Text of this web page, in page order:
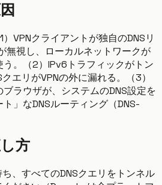
VPNクライアントが独自のDNSリ
無視し、ローカルネットワークが
。（2）IPv6トラフィックがトン
エリがVPNの外に漏れる。（3）
ラウザが、システムのDNS設定を
」なDNSルーティング（DNS-
方
、すべてのDNSクエリをトンネル